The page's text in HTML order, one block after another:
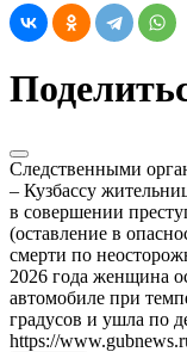
Следственными
– Кузбассу
в совершении
(оставление в
смерти по
2026 года женщина
автомобиле при
градусов и ушла по
https://